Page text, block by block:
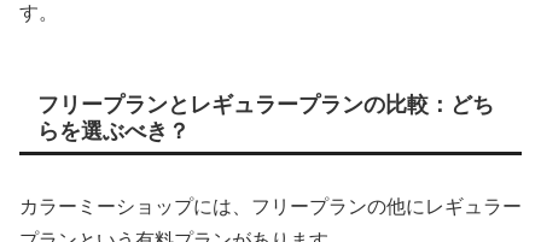
す。
フリープランとレギュラープランの比較：どち
らを選ぶべき？
カラーミーショップには、フリープランの他にレギュラー